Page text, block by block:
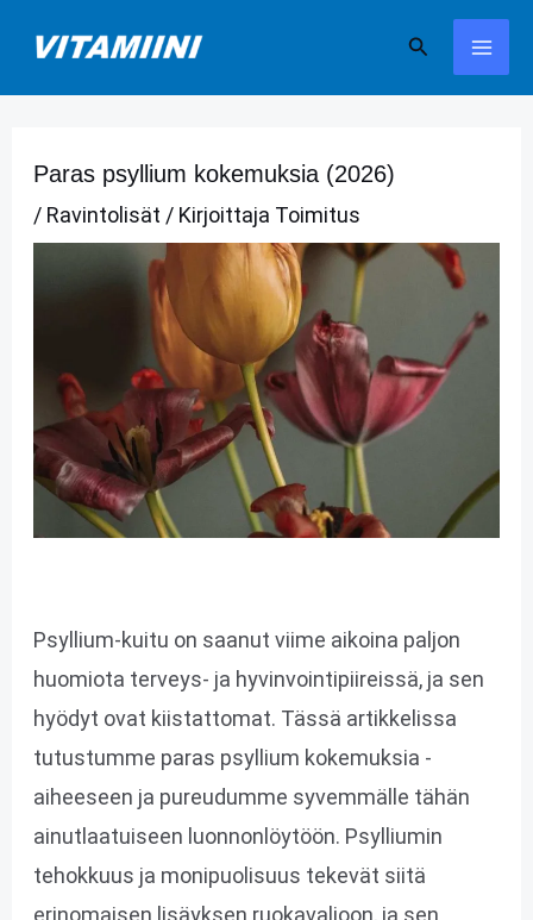
sisältöön
Hae
Paras psyllium kokemuksia (2026)
/ Ravintolisät / Kirjoittaja Toimitus
Psyllium-kuitu on saanut viime aikoina paljon
huomiota terveys- ja hyvinvointipiireissä, ja sen
hyödyt ovat kiistattomat. Tässä artikkelissa
tutustumme paras psyllium kokemuksia -
aiheeseen ja pureudumme syvemmälle tähän
ainutlaatuiseen luonnonlöytöön. Psylliumin
tehokkuus ja monipuolisuus tekevät siitä